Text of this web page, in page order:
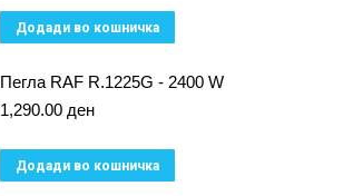
Додади во кошничка
Пегла RAF R.1225G - 2400 W
1,290.00 ден
Додади во кошничка